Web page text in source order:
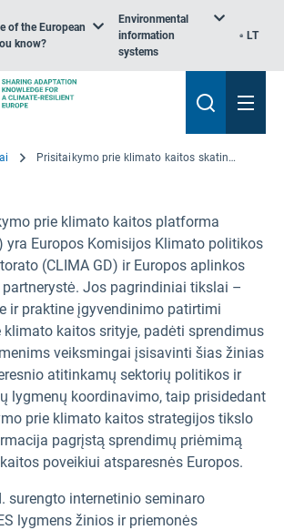
of the European
know?
Environmental
information
systems
LT
Prisitaikymo prie klimato kaitos skatinimas. „Climate-ADAPT“ mokymo sesija Slovakijoje
prie klimato kaitos platforma
yra Europos Komisijos Klimato politikos
(CLIMA GD) ir Europos aplinkos
partnerystė. Jos pagrindiniai tikslai –
ir praktine įgyvendinimo patirtimi
kaitos srityje, padėti sprendimus
veiksmingai įsisavinti šias žinias
atitinkamų sektorių politikos ir
lygmenų koordinavimo, taip prisidedant
prie klimato kaitos strategijos tikslo
pagrįstą sprendimų priėmimą
poveikiui atsparesnės Europos.
surengto internetinio seminaro
lygmens žinios ir priemonės